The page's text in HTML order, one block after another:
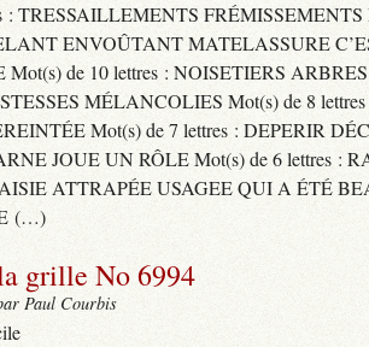
: TRESSAILLEMENTS FRÉMISSEMENTS
ENVOÛTANT MATELASSURE
de 10 lettres : NOISETIERS
MÉLANCOLIES Mot(s) de 8
Mot(s) de 7 lettres : DEPERIR
JOUE UN RÔLE Mot(s) de 6 lettres :
ATTRAPÉE USAGEE QUI A ÉTÉ
(…)
grille No 6994
Paul Courbis